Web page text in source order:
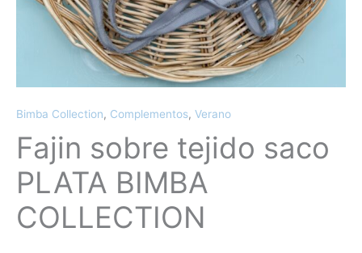
Bimba Collection, Complementos, Verano
Fajin sobre tejido saco
PLATA BIMBA
COLLECTION